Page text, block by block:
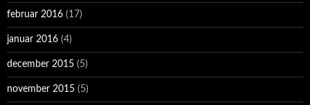
februar 2016 (17)
januar 2016 (4)
december 2015 (5)
november 2015 (5)